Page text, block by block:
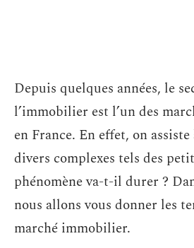
Depuis quelques années, le
l’immobilier est l’un des
en France. En effet, on
divers complexes tels des
phénomène va-t-il durer ?
nous allons vous donner les
marché immobilier.